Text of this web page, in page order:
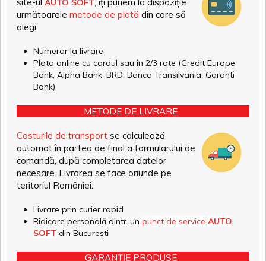
AUTO SOFT
următoarele metode de plată din care să
alegi:
Numerar la livrare
Plata online cu cardul sau în 2/3 rate (Credit Europe
Bank, Alpha Bank, BRD, Banca Transilvania, Garanti
Bank)
METODE DE LIVRARE
Costurile de transport se calculează
automat în partea de final a formularului de
comandă, după completarea datelor
necesare. Livrarea se face oriunde pe
teritoriul României.
Livrare prin curier rapid
Ridicare personală dintr-un punct de service AUTO
SOFT din București
GARANȚIE PRODUSE